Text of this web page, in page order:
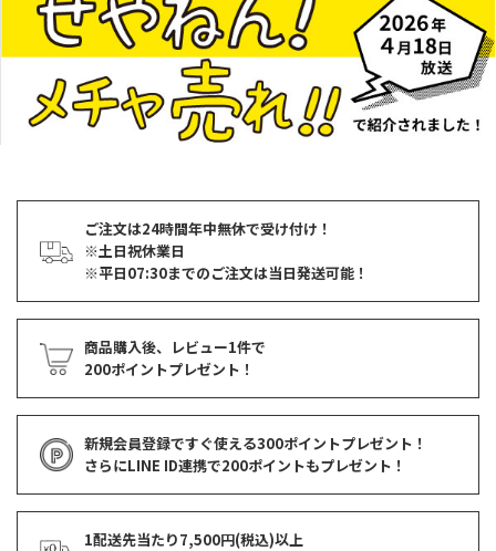
ご注文は24時間年中無休で受け付け！
※土日祝休業日
※平日07:30までのご注文は当日発送可能！
商品購入後、レビュー1件で
200ポイントプレゼント！
新規会員登録ですぐ使える300ポイントプレゼント！
さらにLINE ID連携で200ポイントもプレゼント！
1配送先当たり7,500円(税込)以上